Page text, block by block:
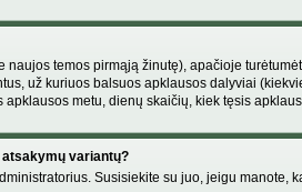
temos pirmąją žinutę), apačioje
už kuriuos balsuos apklausos dalyviai
metu, dienų skaičių, kiek tęsis
variantų?
Susisiekite su juo, jeigu manote,